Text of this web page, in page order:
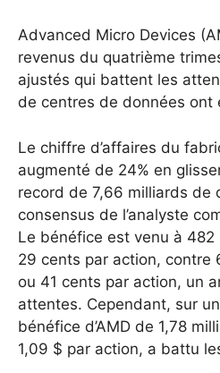
Advanced Micro Devices
revenus du quatrième
ajustés qui battent les
de centres de données ont
Le chiffre d’affaires du
augmenté de 24% en
record de 7,66 milliards de
consensus de l’analyste
Le bénéfice est venu à
29 cents par action, contre
ou 41 cents par action, un
attentes. Cependant, sur
bénéfice d’AMD de 1,78
1,09 $ par action, a battu